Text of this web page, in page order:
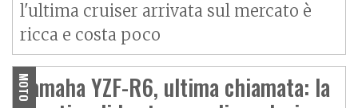
l'ultima cruiser arrivata sul mercato è
ricca e costa poco
MOTO
Yamaha YZF-R6, ultima chiamata: la